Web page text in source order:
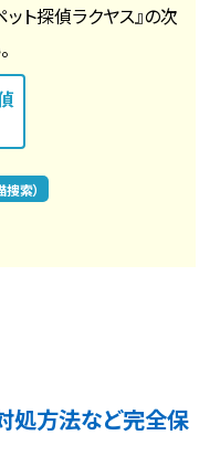
ット探偵ラクヤス』の次
索）
処方法など完全保